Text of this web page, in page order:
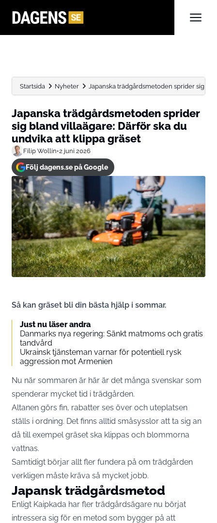
Startsida Nyheter Japanska trädgårdsmetoden sprider sig
Japanska trädgårdsmetoden sprider
sig bland villaägare: Därför ska du
undvika att klippa gräset
Filip Wollin•2 juni 2026
Följ dagens.se på Google
Så kan gräset bli din bästa hjälp i sommar.
Just nu läser andra
Danmarks nya regering: Sänkt matmoms och gratis
tandvård
Ukrainsk tjänsteman varnar för potentiell rysk
aggression mot Armenien
Nu när sommaren är här är det många svenskar som
spenderar mycket tid i trädgården.
Altanen görs fin, rabatter ses över och uteplatsen
ställs i ordning. Det finns alltid småsysslor att ta sig an
då till exempel gräset ska klippas och blommorna
vattnas.
Samtidigt börjar allt fler fundera på om trädgården
verkligen måste kräva så mycket jobb.
Japansk trädgårdsmetod
Enligt Kaipkada har fler trädgårdsägare nu börjat
intressera sig för en metod som bygger på att